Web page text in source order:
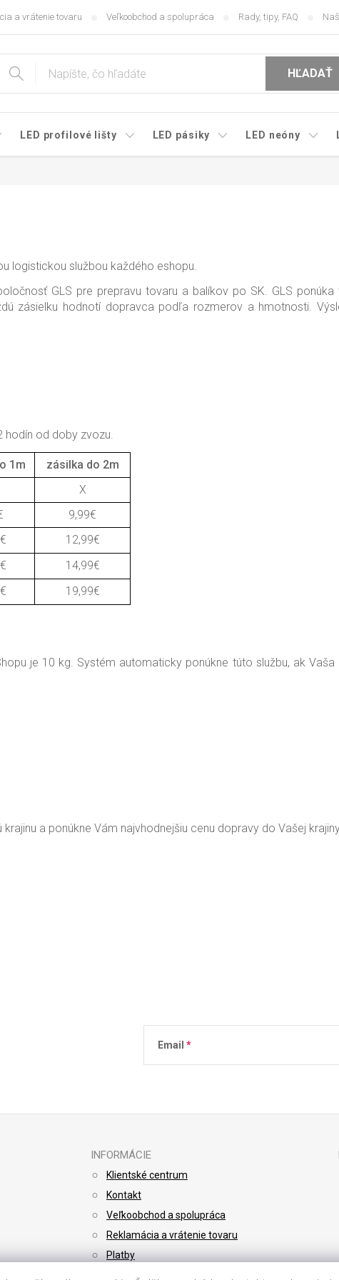
a vrátenie tovaru Veľkoobchod a spolupráca Rady, tipy, FAQ
HĽADAŤ
LED profilové lišty LED pásiky LED neóny
logistickou službou každého eshopu.
GLS pre prepravu tovaru a balíkov po SK. GLS
zásielku hodnotí dopravca podľa rozmerov a hmotnosti.
hodín od doby zvozu.
1m
zásilka do 2m
X
9,99€
12,99€
14,99€
19,99€
je 10 kg. Systém automaticky ponúkne túto službu, ak
a ponúkne Vám najvhodnejšiu cenu dopravy do Vašej
Email
INFORMÁCIE
Klientské centrum
Kontakt
Veľkoobchod a spolupráca
Reklamácia a vrátenie tovaru
Platby
Doprava